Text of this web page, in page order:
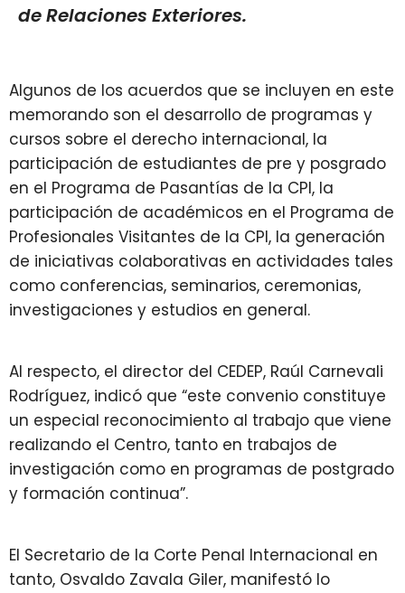
de Relaciones Exteriores.
Algunos de los acuerdos que se incluyen en este
memorando son el desarrollo de programas y
cursos sobre el derecho internacional, la
participación de estudiantes de pre y posgrado
en el Programa de Pasantías de la CPI, la
participación de académicos en el Programa de
Profesionales Visitantes de la CPI, la generación
de iniciativas colaborativas en actividades tales
como conferencias, seminarios, ceremonias,
investigaciones y estudios en general.
Al respecto, el director del CEDEP, Raúl Carnevali
Rodríguez, indicó que “este convenio constituye
un especial reconocimiento al trabajo que viene
realizando el Centro, tanto en trabajos de
investigación como en programas de postgrado
y formación continua”.
El Secretario de la Corte Penal Internacional en
tanto, Osvaldo Zavala Giler, manifestó lo